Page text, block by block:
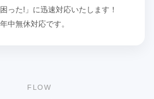
った!」に迅速対応いたします！
中無休対応です。
FLOW